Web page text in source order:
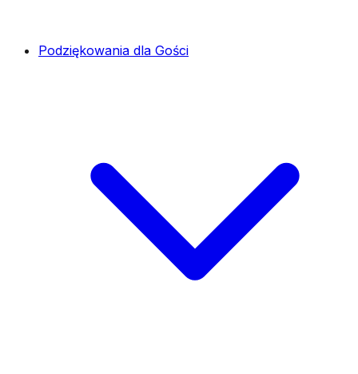
Podziękowania dla Gości